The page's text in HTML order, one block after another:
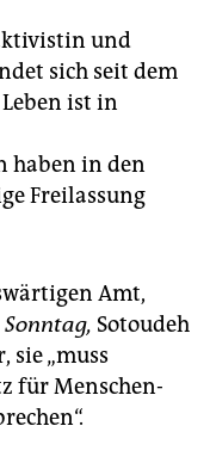
und
sich seit dem
ist in
haben in den
Freilassung
Amt,
Sotoudeh
sie „muss
für Menschen-